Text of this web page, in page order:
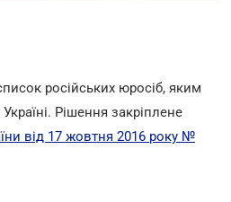
російських юросіб, яким
Рішення закріплене
від 17 жовтня 2016 року №